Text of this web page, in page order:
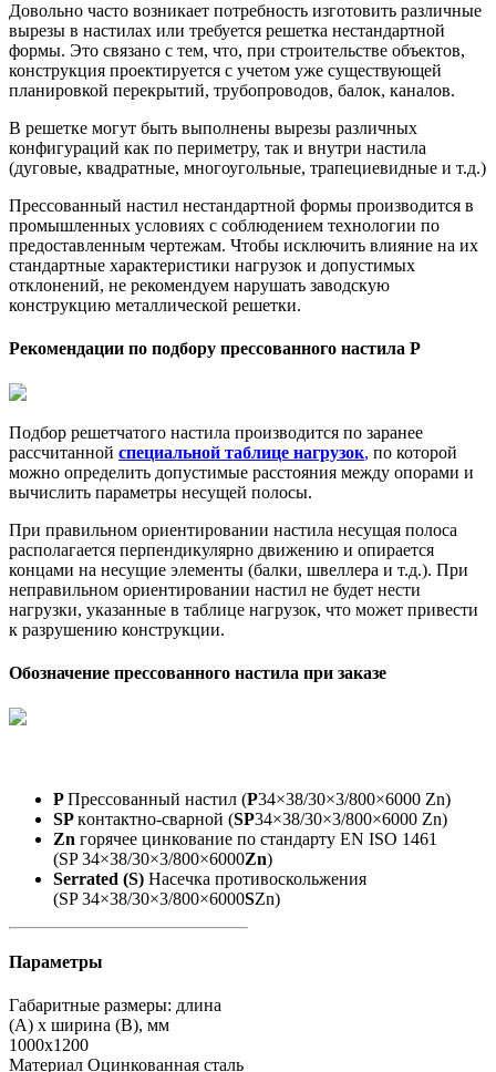
Довольно часто возникает потребность изготовить различные
вырезы в настилах или требуется решетка нестандартной
формы. Это связано с тем, что, при строительстве объектов,
конструкция проектируется с учетом уже существующей
планировкой перекрытий, трубопроводов, балок, каналов.
В решетке могут быть выполнены вырезы различных
конфигураций как по периметру, так и внутри настила
(дуговые, квадратные, многоугольные, трапециевидные и т.д.)
Прессованный настил нестандартной формы производится в
промышленных условиях с соблюдением технологии по
предоставленным чертежам. Чтобы исключить влияние на их
стандартные характеристики нагрузок и допустимых
отклонений, не рекомендуем нарушать заводскую
конструкцию металлической решетки.
Рекомендации по подбору пресcованного настила Р
Подбор решетчатого настила производится по заранее
рассчитанной специальной таблице нагрузок, по которой
можно определить допустимые расстояния между опорами и
вычислить параметры несущей полосы.
При правильном ориентировании настила несущая полоса
располагается перпендикулярно движению и опирается
концами на несущие элементы (балки, швеллера и т.д.). При
неправильном ориентировании настил не будет нести
нагрузки, указанные в таблице нагрузок, что может привести
к разрушению конструкции.
Обозначение прессованного настила при заказе
PПрессованный настил (P34×38/30×3/800×6000 Zn)
SPкoнтактно-сварной (SP34×38/30×3/800×6000 Zn)
Zn горячее цинкование по стандарту EN ISO 1461
(SP 34×38/30×3/800×6000Zn)
Serrated (S) Насечка противоскольжения
(SP 34×38/30×3/800×6000SZn)
Параметры
Габаритные размеры: длина
(А) х ширина (В), мм
1000х1200
Материал Оцинкованная сталь